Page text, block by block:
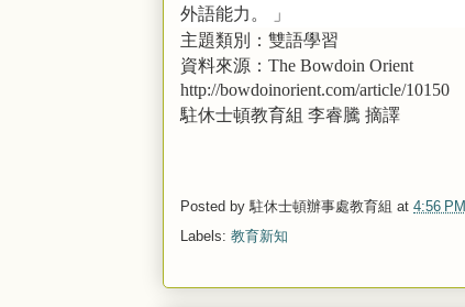
外語能力。
」
主題類別：雙語學習
資料來源： The Bowdoin Orient
http://bowdoinorient.com/article/10150
駐休士頓教育組 李睿騰 摘譯
Posted by駐休士頓辦事處教育組 at 4:56 PM
Labels: 教育新知